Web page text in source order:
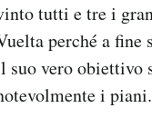
tutti e tre i
perché a
suo vero obiettivo
i piani.